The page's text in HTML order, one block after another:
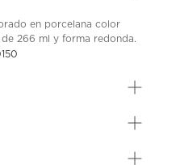
en porcelana color
266 ml y forma redonda.